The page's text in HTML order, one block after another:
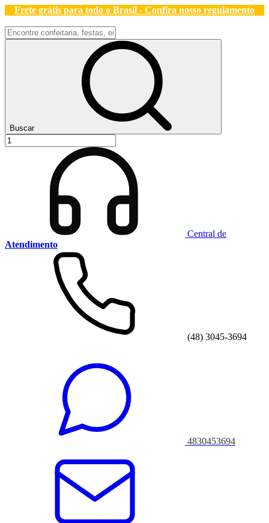
Frete grátis para todo o Brasil - Confira nosso regulamento
Buscar
Central de
Atendimento
(48) 3045-3694
4830453694